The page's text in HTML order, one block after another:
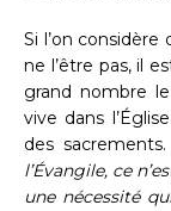
Si l’on considère
ne l’être pas, il
grand nombre
vive dans
des
l’Évangile, ce
une nécessité